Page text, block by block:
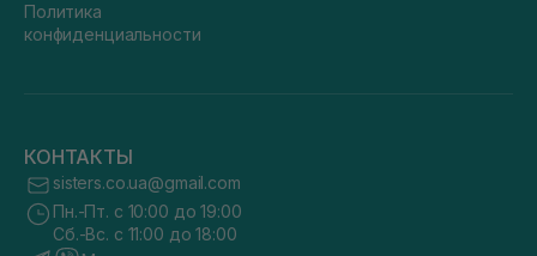
Политика
конфиденциальности
КОНТАКТЫ
sisters.co.ua@gmail.com
Пн.-Пт. с 10:00 до 19:00
Сб.-Вс. с 11:00 до 18:00